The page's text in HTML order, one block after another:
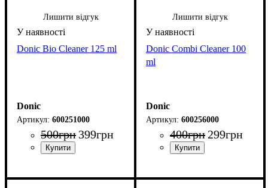
Лишити відгук
Donic Bio Cleaner 125 ml
Donic
600251000
500грн 399грн
Лишити відгук
Donic Combi Cleaner 100
ml
Donic
600256000
400грн 299грн